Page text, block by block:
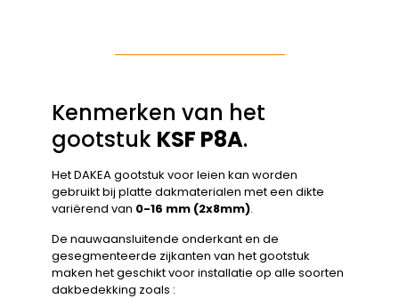
Kenmerken van het
gootstuk KSF P8A.
Het DAKEA gootstuk voor leien kan worden
gebruikt bij platte dakmaterialen met een dikte
variërend van 0-16 mm (2x8mm).
De nauwaansluitende onderkant en de
gesegmenteerde zijkanten van het gootstuk
maken het geschikt voor installatie op alle soorten
dakbedekking zoals :